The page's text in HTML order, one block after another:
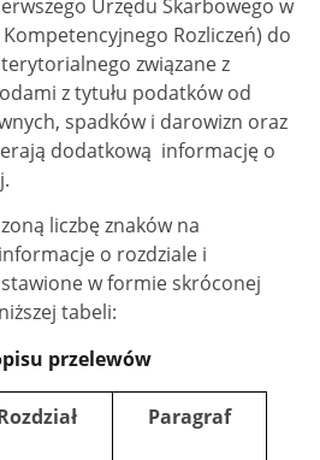
Urzędu Skarbowego w
Rozliczeń) do
związane z
z tytułu podatków od
spadków i darowizn oraz
dodatkową informację o
liczbę znaków na
o rozdziale i
w formie skróconej
tabeli:
przelewów
Paragraf